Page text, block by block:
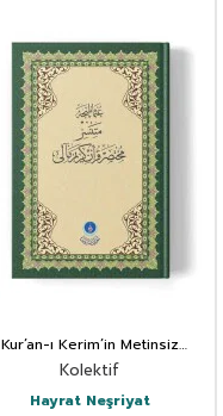
Kur’an-ı Kerim’in Metinsiz
Muhtasar Osmanlıca Meali
Kolektif
Hayrat Neşriyat